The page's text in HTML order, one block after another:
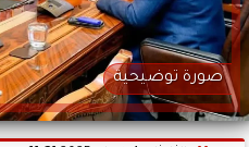
صورة توضيحية